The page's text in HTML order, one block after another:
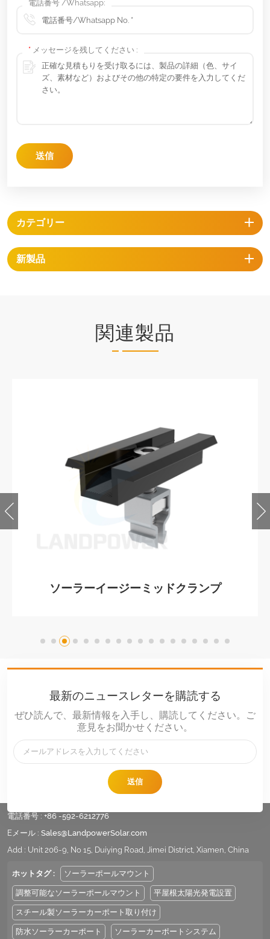
電話番号 /Whatsapp:
* メッセージを残してください :
送信
カテゴリー
新製品
関連製品
ソーラーイージーミッドクランプ
最新のニュースレターを購読する
ぜひ読んで、最新情報を入手し、購読してください。ご
意見をお聞かせください。
送信
電話番号 : +86 -592-6212776
Eメール : Sales@LandpowerSolar.com
Add : Unit 206-9, No 15, Duiying Road, Jimei District, Xiamen, China
ホットタグ : ソーラーポールマウント
調整可能なソーラーポールマウント 平屋根太陽光発電設置
スチール製ソーラーカーポート取り付け
防水ソーラーカーポート ソーラーカーポートシステム